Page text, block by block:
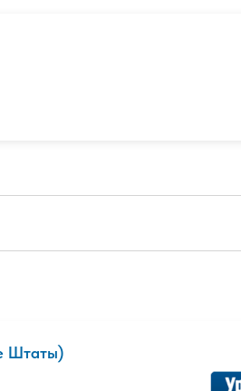
Штаты)